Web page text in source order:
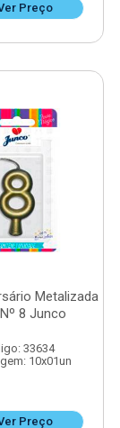
Preço
Metalizada
8 Junco
33634
10x01un
Preço